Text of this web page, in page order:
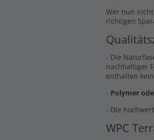
Wer nun
richtigen
- Die
nachhaltiger
enthalten
- Polymer
- Die
WPC